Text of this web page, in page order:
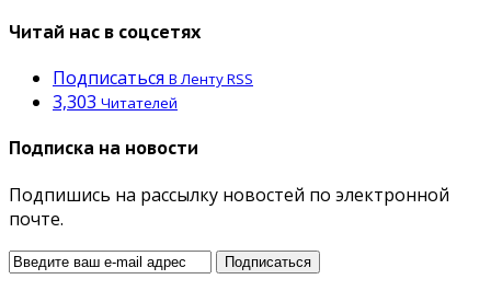
Читай нас в соцсетях
Подписаться В Ленту RSS
3,303 Читателей
Подписка на новости
Подпишись на рассылку новостей по электронной
почте.